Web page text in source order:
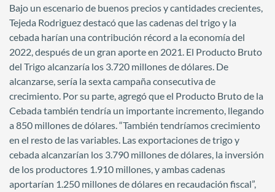
Bajo un escenario de buenos precios y cantidades crecientes,
Tejeda Rodriguez destacó que las cadenas del trigo y la
cebada harían una contribución récord a la economía del
2022, después de un gran aporte en 2021. El Producto Bruto
del Trigo alcanzaría los 3.720 millones de dólares. De
alcanzarse, sería la sexta campaña consecutiva de
crecimiento. Por su parte, agregó que el Producto Bruto de la
Cebada también tendría un importante incremento, llegando
a 850 millones de dólares. “También tendríamos crecimiento
en el resto de las variables. Las exportaciones de trigo y
cebada alcanzarían los 3.790 millones de dólares, la inversión
de los productores 1.910 millones, y ambas cadenas
aportarían 1.250 millones de dólares en recaudación fiscal”,